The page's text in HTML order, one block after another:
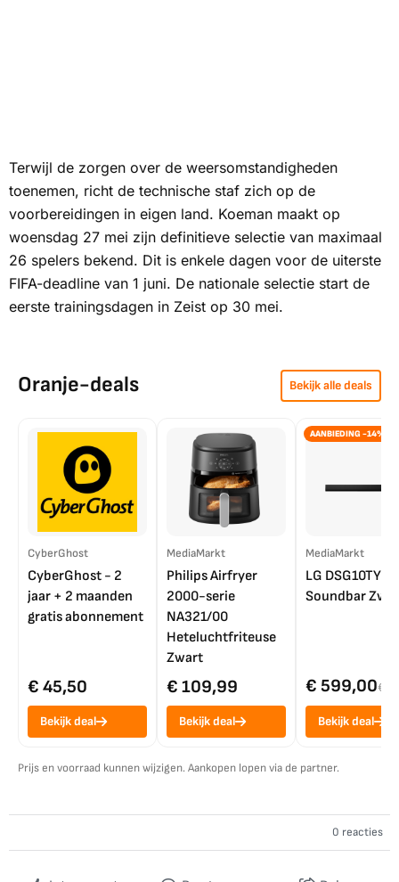
Terwijl de zorgen over de weersomstandigheden
toenemen, richt de technische staf zich op de
voorbereidingen in eigen land. Koeman maakt op
woensdag 27 mei zijn definitieve selectie van maximaal
26 spelers bekend. Dit is enkele dagen voor de uiterste
FIFA-deadline van 1 juni. De nationale selectie start de
eerste trainingsdagen in Zeist op 30 mei.
Oranje-deals Bekijk alle deals
CyberGhost
CyberGhost - 2
jaar + 2 maanden
gratis abonnement
€ 45,50
Bekijk deal
MediaMarkt
Philips Airfryer
2000-serie
NA321/00
Heteluchtfriteuse
Zwart
€ 109,99
Bekijk deal
AANBIEDING -14%
MediaMarkt
LG DSG10TY
Soundbar
€ 599,00€
Bekijk deal
Prijs en voorraad kunnen wijzigen. Aankopen lopen via de partner.
0 reacties